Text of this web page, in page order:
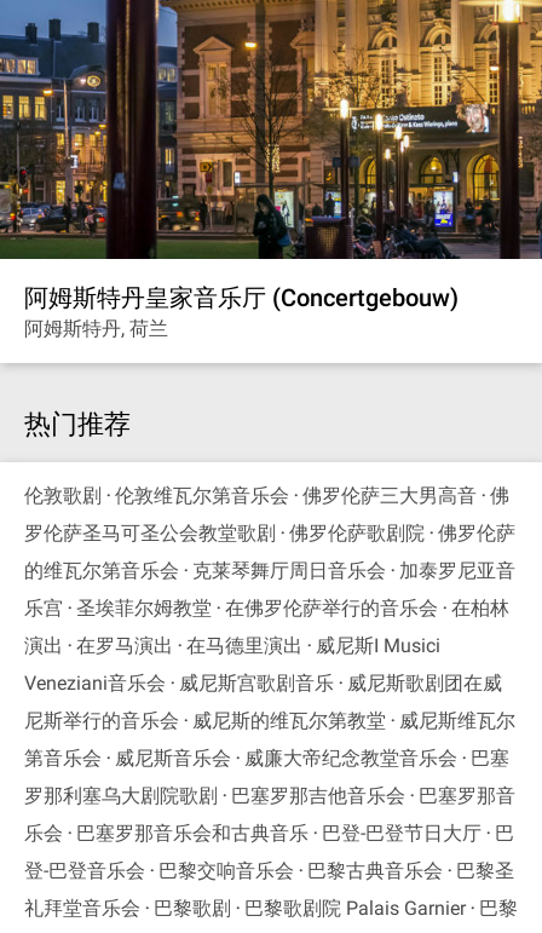
阿姆斯特丹皇家音乐厅 (Concertgebouw)
阿姆斯特丹, 荷兰
热门推荐
伦敦歌剧 伦敦维瓦尔第音乐会 佛罗伦萨三大男高音 佛
罗伦萨圣马可圣公会教堂歌剧
佛罗伦萨歌剧院 佛罗伦萨
的维瓦尔第音乐会
克莱琴舞厅周日音乐会
加泰罗尼亚音
乐宫
圣埃菲尔姆教堂 在佛罗伦萨举行的音乐会
在柏林
演出
在罗马演出 在马德里演出
威尼斯I Musici
Veneziani音乐会
威尼斯宫歌剧音乐
威尼斯歌剧团在威
尼斯举行的音乐会
威尼斯的维瓦尔第教堂
威尼斯维瓦尔
第音乐会
威尼斯音乐会 威廉大帝纪念教堂音乐会
巴塞
罗那利塞乌大剧院歌剧
巴塞罗那吉他音乐会
巴塞罗那音
乐会
巴塞罗那音乐会和古典音乐 巴登-巴登节日大厅
巴
登-巴登音乐会
巴黎交响音乐会 巴黎古典音乐会
巴黎圣
礼拜堂音乐会
巴黎歌剧 巴黎歌剧院 Palais Garnier
巴黎